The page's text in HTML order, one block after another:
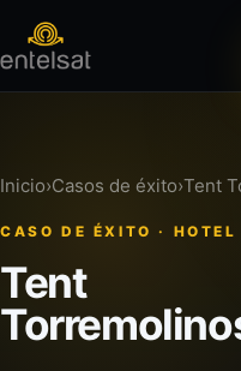
Inicio›Casos de éxito›Tent
CASO DE ÉXITO · HOTEL
Tent